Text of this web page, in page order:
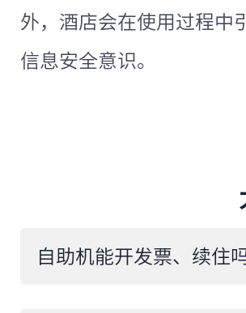
外，酒店会在使用过程中
信息安全意识。
自助机能开发票、续住吗